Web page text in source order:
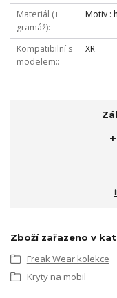
Materiál (+
gramáž)
Motiv :
Kompatibilní s
modelem:
XR
Zboží zařazeno v
Freak Wear kolekce
Kryty na mobil